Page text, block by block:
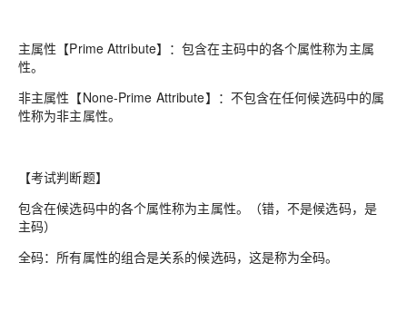
主属性【Prime Attribute】：包含在主码中的各个属性称为主属
性。
非主属性【None-Prime Attribute】： 不包含在任何候选码中的属
性称为非主属性。
【考试判断题】
包含在候选码中的各个属性称为主属性。（错，不是候选码，是
主码）
全码：所有属性的组合是关系的候选码，这是称为全码。